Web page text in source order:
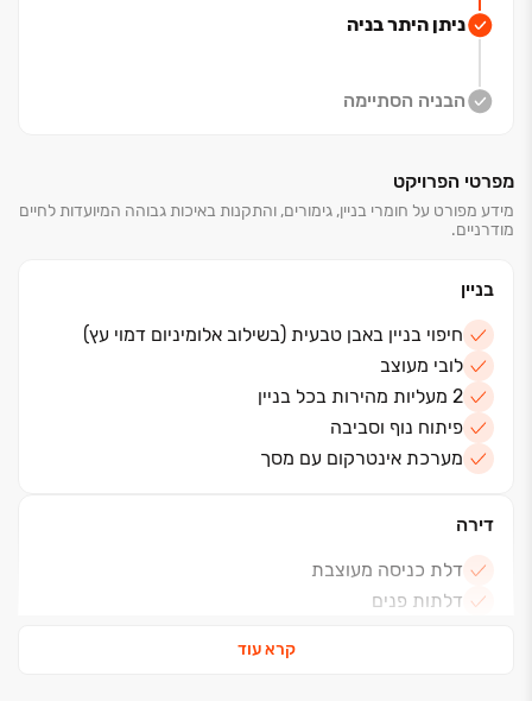
שכולו תכנון עירוני חכם שכבר קורם עור וגידים (אחד
הפארקים היפים והחדשניים בדרום ובישראל בכלל ‏- המשכו
חיים.
פנאי ומדשאות להנאת המשפחות שיתגוררו בשכונה.
הפרויקט עם נגישות קלה ליציאה מן העיר וקרוב למרכז
העיר.
ניתן היתר בניה
הבניה הסתיימה
מפרטי הפרויקט
מידע מפורט על חומרי בניין, גימורים, והתקנות באיכות גבוהה המיועדות לחיים
מודרניים.
בניין
חיפוי בניין באבן טבעית (בשילוב אלומיניום דמוי עץ)
לובי מעוצב
2 מעליות מהירות בכל בניין
פיתוח נוף וסביבה
מערכת אינטרקום עם מסך
דירה
דלת כניסה מעוצבת
דלתות פנים
תריסים חשמליים בסלון ובחדרי השינה
קרא עוד